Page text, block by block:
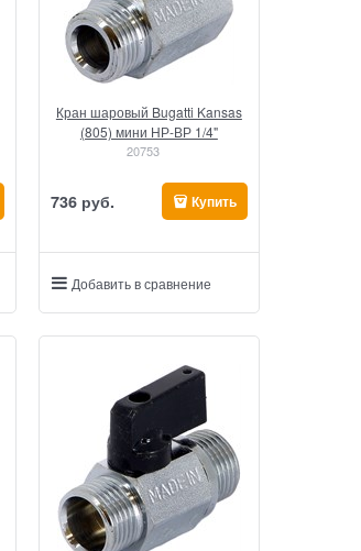
Кран шаровый Bugatti Kansas
(805) мини НР-ВР 1/4"
20753
736 руб. Купить
Добавить в сравнение